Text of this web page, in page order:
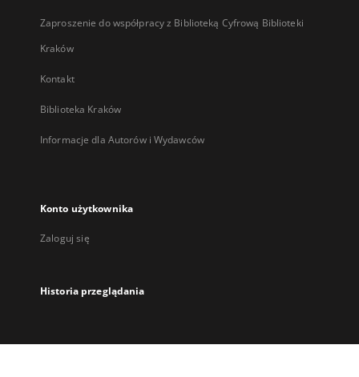
Zaproszenie do współpracy z Biblioteką Cyfrową Biblioteki
Kraków
Kontakt
Biblioteka Kraków
Informacje dla Autorów i Wydawców
Konto użytkownika
Zaloguj się
Historia przeglądania